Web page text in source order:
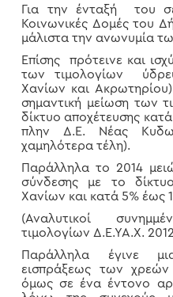
Για την ένταξή του
Κοινωνικές Δομές του
μάλιστα την ανωνυμία
Επίσης πρότεινε και
των τιμολογίων
Χανίων και
σημαντική μείωση των
δίκτυο αποχέτευσης
πλην Δ.Ε. Νέας
χαμηλότερα τέλη).
Παράλληλα το 2014
σύνδεσης με το
Χανίων και κατά 5% έως
(Αναλυτικοί
τιμολογίων Δ.Ε.ΥΑ.Χ.
Παράλληλα έγινε
εισπράξεως των
όμως σε ένα έντονο